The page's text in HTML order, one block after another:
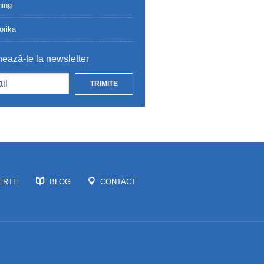
te la newsletter
BLOG CONTACT